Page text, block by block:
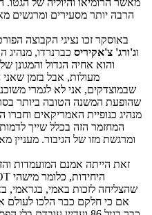
מאשר הרומיאו והיוליה של
הרבה יותר מסעירים ומרגשים
באוסקר זכו נציגי הקבוצה
וג'ורג' צ'אקיריס כברנרדו, מנהיג
והוא אחיה הגדול
מעולות, אבל בזמן
שבמוצדקים, אני לא לגמרי
שהופעת המשנה הטובה ביותר
מנהיג כנופיית האמריקאים
המחזמר הזה בכלל שייך
ומרגשת מזו של הגיבור. מעניין
זאת הייתה אמנם המועמדות